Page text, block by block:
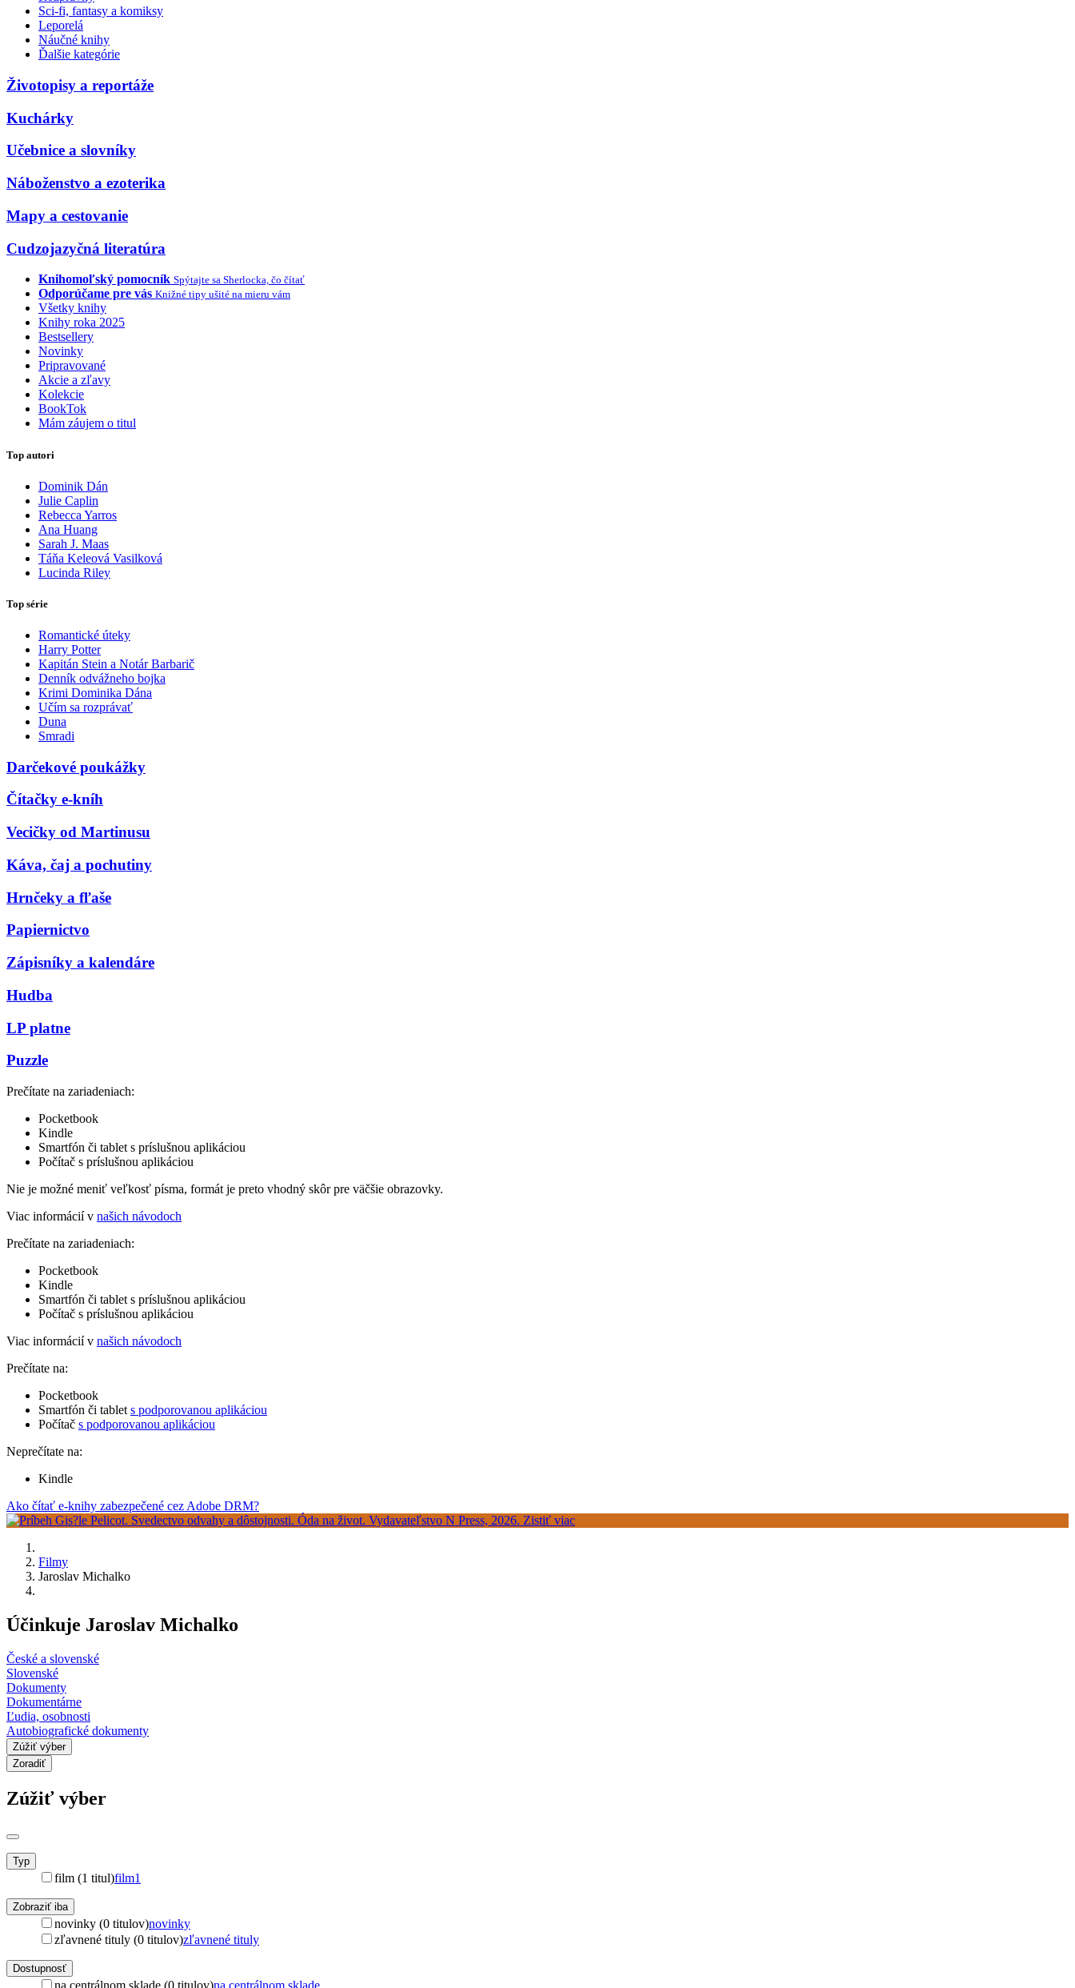
Sci-fi, fantasy a komiksy
Leporelá
Náučné knihy
Ďalšie kategórie
Životopisy a reportáže
Kuchárky
Učebnice a slovníky
Náboženstvo a ezoterika
Mapy a cestovanie
Cudzojazyčná literatúra
Knihomoľský pomocník Spýtajte sa Sherlocka, čo čítať
Odporúčame pre vás Knižné tipy ušité na mieru vám
Všetky knihy
Knihy roka 2025
Bestsellery
Novinky
Pripravované
Akcie a zľavy
Kolekcie
BookTok
Mám záujem o titul
Top autori
Dominik Dán
Julie Caplin
Rebecca Yarros
Ana Huang
Sarah J. Maas
Táňa Keleová Vasilková
Lucinda Riley
Top série
Romantické úteky
Harry Potter
Kapitán Stein a Notár Barbarič
Denník odvážneho bojka
Krimi Dominika Dána
Učím sa rozprávať
Duna
Smradi
Darčekové poukážky
Čítačky e-kníh
Vecičky od Martinusu
Káva, čaj a pochutiny
Hrnčeky a fľaše
Papiernictvo
Zápisníky a kalendáre
Hudba
LP platne
Puzzle
Prečítate na zariadeniach:
Pocketbook
Kindle
Smartfón či tablet s príslušnou aplikáciou
Počítač s príslušnou aplikáciou
Nie je možné meniť veľkosť písma, formát je preto vhodný skôr pre väčšie obrazovky.
Viac informácií v našich návodoch
Prečítate na zariadeniach:
Pocketbook
Kindle
Smartfón či tablet s príslušnou aplikáciou
Počítač s príslušnou aplikáciou
Viac informácií v našich návodoch
Prečítate na:
Pocketbook
Smartfón či tablet s podporovanou aplikáciou
Počítač s podporovanou aplikáciou
Neprečítate na:
Kindle
Ako čítať e-knihy zabezpečené cez Adobe DRM?
Filmy
Jaroslav Michalko
Účinkuje Jaroslav Michalko
České a slovenské
Slovenské
Dokumenty
Dokumentárne
Ľudia, osobnosti
Autobiografické dokumenty
Zúžiť výber
Zoradiť
Zúžiť výber
Typ
film (1 titul)film1
Zobraziť iba
novinky (0 titulov)novinky
zľavnené tituly (0 titulov)zľavnené tituly
Dostupnosť
na centrálnom sklade (0 titulov)na centrálnom sklade